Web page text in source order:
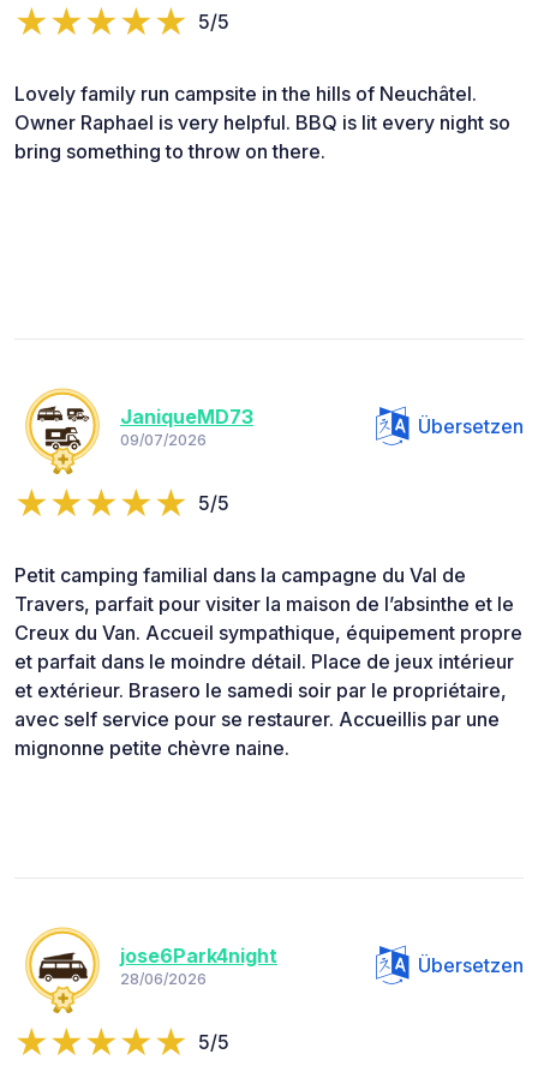
5/5
Lovely family run campsite in the hills of Neuchâtel.
Owner Raphael is very helpful. BBQ is lit every night so
bring something to throw on there.
JaniqueMD73
09/07/2026
Übersetzen
5/5
Petit camping familial dans la campagne du Val de
Travers, parfait pour visiter la maison de l’absinthe et le
Creux du Van. Accueil sympathique, équipement propre
et parfait dans le moindre détail. Place de jeux intérieur
et extérieur. Brasero le samedi soir par le propriétaire,
avec self service pour se restaurer. Accueillis par une
mignonne petite chèvre naine.
jose6Park4night
28/06/2026
Übersetzen
5/5